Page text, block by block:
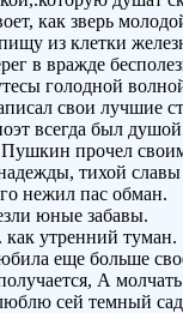
как зверь
из клетки
в вражде
голодной
свои лучшие
всегда был
прочел своим
тихой славы
нежил пас обман.
юные забавы.
утренний туман.
еще больше
А
сей темный сад